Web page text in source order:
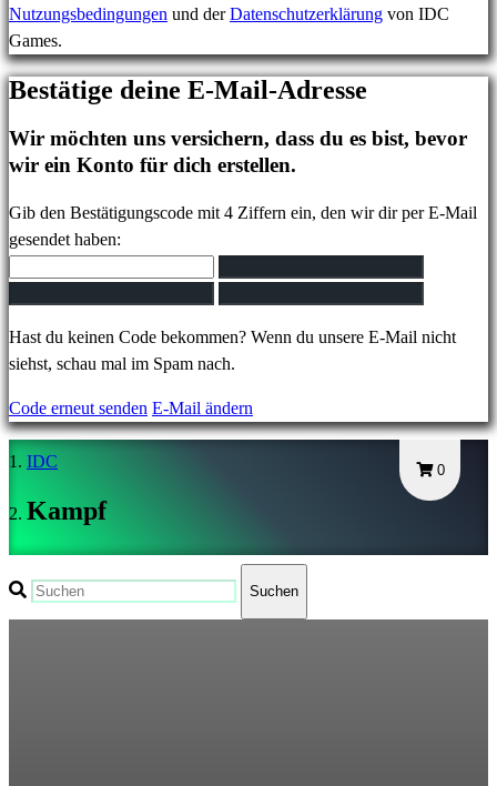
BS
CS
DA
DE
EN
ES
FI
HR
IT
JA
KO
NL
PL
PT
RO
SR
SV
TR
Nutzungsbedingungen und derDatenschutzerklärung von IDC
Games.
Bestätige deine E-Mail-Adresse
Wir möchten uns versichern, dass du es bist, bevor
wir ein Konto für dich erstellen.
Gib den Bestätigungscode mit 4 Ziffern ein, den wir dir per E-Mail
gesendet haben:
Hast du keinen Code bekommen? Wenn du unsere E-Mail nicht
siehst, schau mal im Spam nach.
Code erneut senden E-Mail ändern
0
IDC
Kampf
Suchen